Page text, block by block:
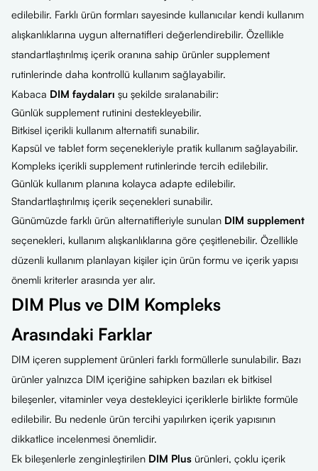
edilebilir. Farklı ürün formları sayesinde kullanıcılar kendi kullanım
alışkanlıklarına uygun alternatifleri değerlendirebilir. Özellikle
standartlaştırılmış içerik oranına sahip ürünler supplement
rutinlerinde daha kontrollü kullanım sağlayabilir.
Kabaca DIM faydaları şu şekilde sıralanabilir:
Günlük supplement rutinini destekleyebilir.
Bitkisel içerikli kullanım alternatifi sunabilir.
Kapsül ve tablet form seçenekleriyle pratik kullanım sağlayabilir.
Kompleks içerikli supplement rutinlerinde tercih edilebilir.
Günlük kullanım planına kolayca adapte edilebilir.
Standartlaştırılmış içerik seçenekleri sunabilir.
Günümüzde farklı ürün alternatifleriyle sunulan DIM supplement
seçenekleri, kullanım alışkanlıklarına göre çeşitlenebilir. Özellikle
düzenli kullanım planlayan kişiler için ürün formu ve içerik yapısı
önemli kriterler arasında yer alır.
DIM Plus ve DIM Kompleks
Arasındaki Farklar
DIM içeren supplement ürünleri farklı formüllerle sunulabilir. Bazı
ürünler yalnızca DIM içeriğine sahipken bazıları ek bitkisel
bileşenler, vitaminler veya destekleyici içeriklerle birlikte formüle
edilebilir. Bu nedenle ürün tercihi yapılırken içerik yapısının
dikkatlice incelenmesi önemlidir.
Ek bileşenlerle zenginleştirilen DIM Plus ürünleri, çoklu içerik